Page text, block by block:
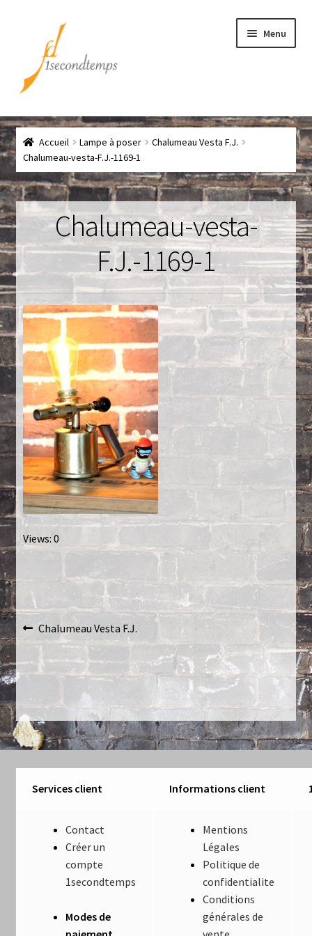
navigation
contenu
Menu
Accueil
Chef
CLICK & COLLECT
Conditions générales de vente
Contact
Couteaux
Créations sur commande
D’autres créations
Fourchette
Grands luminaires
Huître
La philosophie
Lampe à poser
Les Collections
Luminaires
Mentions Légales
Mon compte
Nautilus – Tome 1 – Les Machines Fondatrices
Paiement
Accueil Lampe à poser
Chalumeau Vesta F.J.
Chalumeau-vesta-F.J.-1169-1
Chalumeau-vesta-
F.J.-1169-1
Views: 0
Navigation
de
l’article
Article
précédent :
Chalumeau Vesta F.J.
Services client Informations client
Contact
Créer un
compte
1secondtemps
Modes de
Mentions
Légales
Politique de
confidentialite
Conditions
générales de